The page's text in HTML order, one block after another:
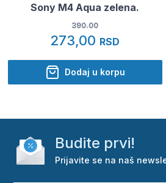
Sony M4 Aqua zelena.
390.00
273,00 RSD
Dodaj u korpu
Budite prvi!
Prijavite se na naš